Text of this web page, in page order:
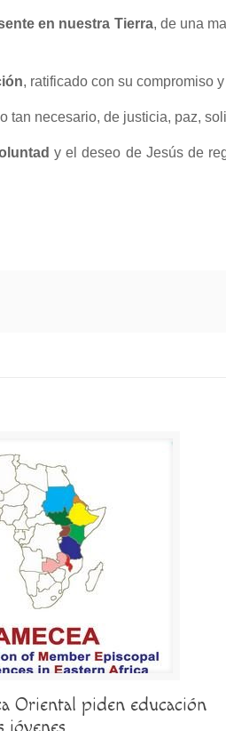
en nuestra Tierra, de una
, ratificado con su compromiso
tan necesario, de justicia, paz,
y el deseo de Jesús de
Oriental piden educación